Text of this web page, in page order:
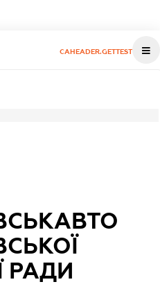
CAHEADER.GETTEST
РАДИ